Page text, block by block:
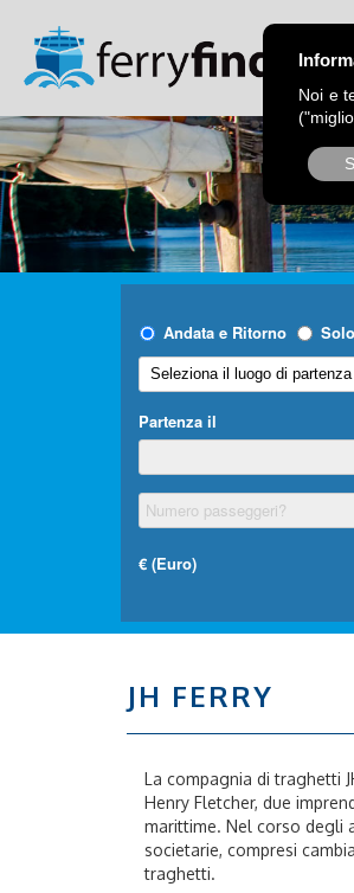
JH FERRY
La compagnia di traghetti
Henry Fletcher, due
marittime. Nel corso degli
societarie, compresi
traghetti.
Noi e